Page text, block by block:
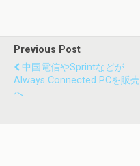
Previous Post
中国電信やSprintなどが
Always Connected PCを販売
へ